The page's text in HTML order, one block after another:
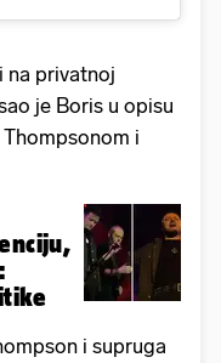
na privatnoj
je Boris u opisu
i
i supruga